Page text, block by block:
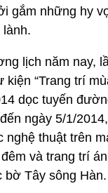
gắm những hy
lành.
lịch năm nay,
“Trang trí
dọc tuyến
ngày 5/1/
nghệ thuật trên
và trang trí
bờ Tây sông Hàn.